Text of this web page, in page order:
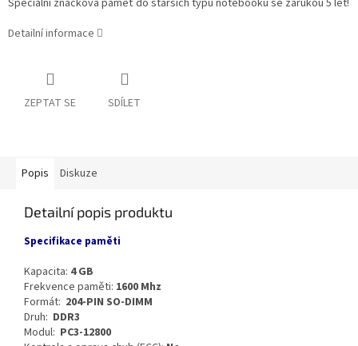
Speciální značková paměť do starších typů notebooků se zárukou 5 let!
Detailní informace
ZEPTAT SE SDÍLET
Popis Diskuze
Detailní popis produktu
Specifikace paměti
Kapacita: 4 GB
Frekvence paměti: 1600 Mhz
Formát: 204-PIN SO-DIMM
Druh: DDR3
Modul: PC3-12800